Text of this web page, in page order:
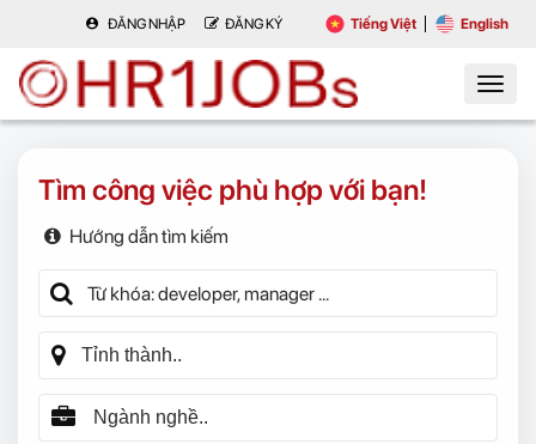
ĐĂNG NHẬP ĐĂNG KÝ Tiếng Việt English
Tìm công việc phù hợp với bạn!
Hướng dẫn tìm kiếm